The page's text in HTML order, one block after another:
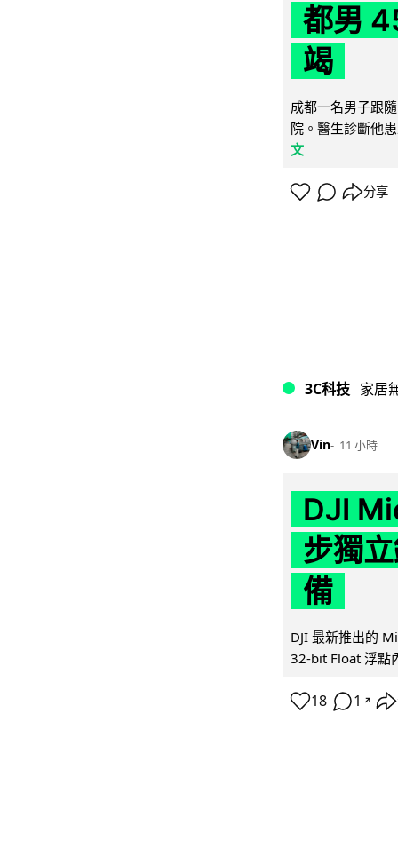
都男
竭
成都一名男子跟
院。醫生診斷他
文
分享
3C科技 家居
Vin 11 小時
DJI
步獨
備
DJI 最新推出的
32-bit Float 浮點
18 1 ↗